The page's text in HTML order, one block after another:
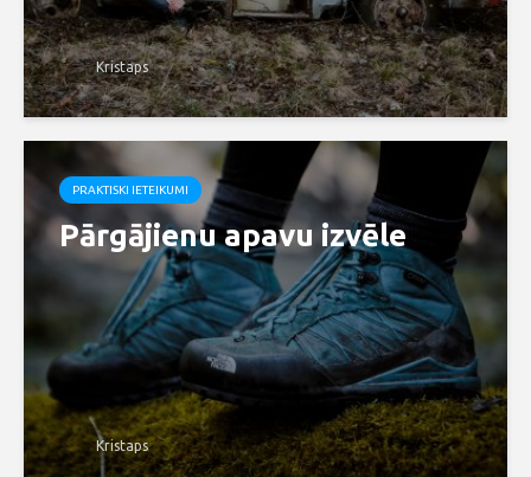
Kristaps
PRAKTISKI IETEIKUMI
Pārgājienu apavu izvēle
Kristaps